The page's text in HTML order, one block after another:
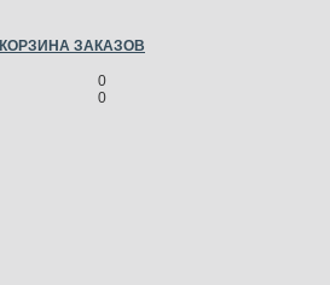
0
0
КОРЗИНА ЗАКАЗОВ